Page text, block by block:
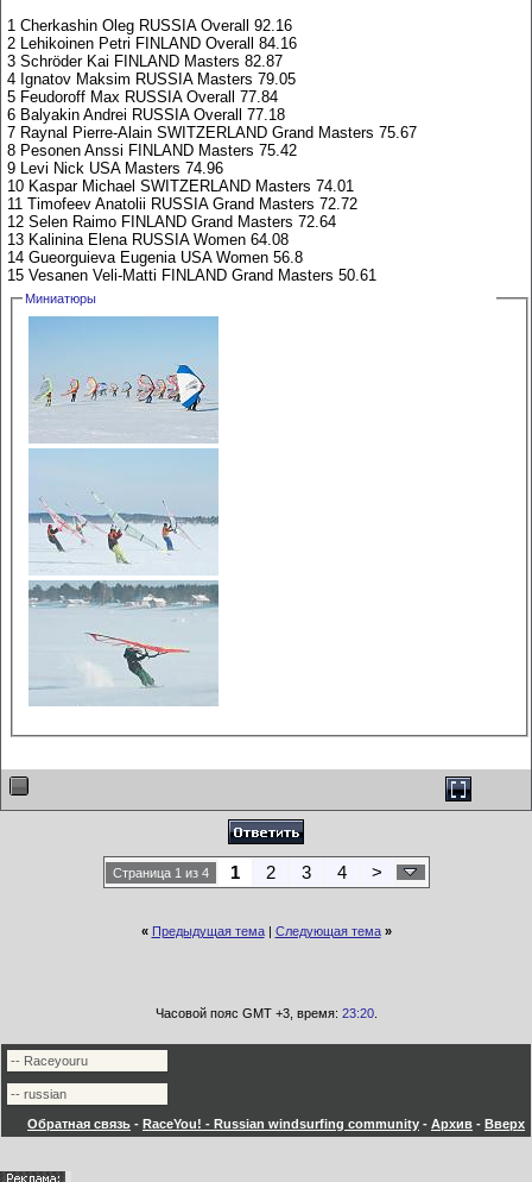
1 Cherkashin Oleg RUSSIA Overall 92.16
2 Lehikoinen Petri FINLAND Overall 84.16
3 Schröder Kai FINLAND Masters 82.87
4 Ignatov Maksim RUSSIA Masters 79.05
5 Feudoroff Max RUSSIA Overall 77.84
6 Balyakin Andrei RUSSIA Overall 77.18
7 Raynal Pierre-Alain SWITZERLAND Grand Masters 75.67
8 Pesonen Anssi FINLAND Masters 75.42
9 Levi Nick USA Masters 74.96
10 Kaspar Michael SWITZERLAND Masters 74.01
11 Timofeev Anatolii RUSSIA Grand Masters 72.72
12 Selen Raimo FINLAND Grand Masters 72.64
13 Kalinina Elena RUSSIA Women 64.08
14 Gueorguieva Eugenia USA Women 56.8
15 Vesanen Veli-Matti FINLAND Grand Masters 50.61
Миниатюры
Страница 1 из 4 1 2 3 4 >
« Предыдущая тема| Следующая тема »
Часовой пояс GMT +3, время: 23:20.
Обратная связь - RaceYou! - Russian windsurfing community - Архив - Вверх